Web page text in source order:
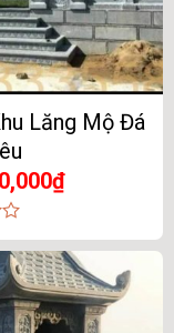
Lăng Mộ Đá
₫